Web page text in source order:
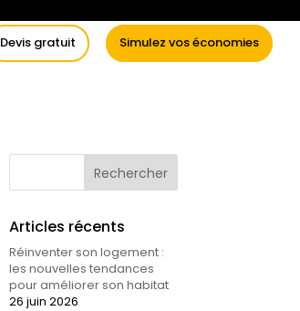
Devis gratuit Simulez vos économies
Conseils
Articles récents
Réinventer son logement :
les nouvelles tendances
pour améliorer son habitat
26 juin 2026